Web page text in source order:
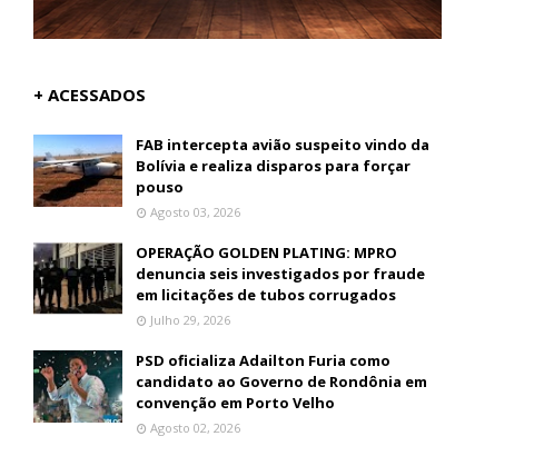
+ ACESSADOS
FAB intercepta avião suspeito vindo da
Bolívia e realiza disparos para forçar
pouso
Agosto 03, 2026
OPERAÇÃO GOLDEN PLATING: MPRO
denuncia seis investigados por fraude
em licitações de tubos corrugados
Julho 29, 2026
PSD oficializa Adailton Furia como
candidato ao Governo de Rondônia em
convenção em Porto Velho
Agosto 02, 2026